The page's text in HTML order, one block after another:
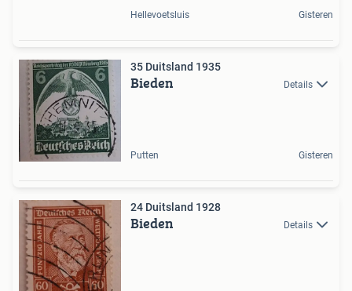
Hellevoetsluis Gisteren
35 Duitsland 1935
Bieden Details
Putten Gisteren
24 Duitsland 1928
Bieden Details